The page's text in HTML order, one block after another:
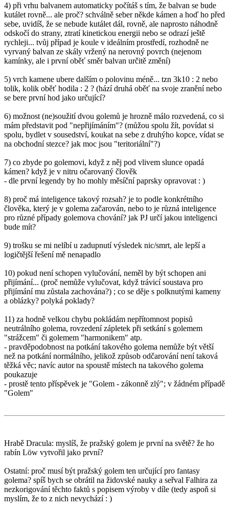
4) při vrhu balvanem automaticky počítáš s tím, že balvan se bude
kutálet rovně... ale proč? schválně seber někde kámen a hoď ho před
sebe, uvidíš, že se nebude kutálet dál, rovně, ale naprosto náhodně
odskočí do strany, ztratí kinetickou energii nebo se odrazí ještě
rychleji... tvůj případ je koule v ideálním prostředí, rozhodně ne
vyrvaný balvan ze skály vržený na nerovný povrch (nejenom
kamínky, ale i první oběť směr balvan určitě změní)
5) vrch kamene ubere dalším o polovinu méně... tzn 3k10 : 2 nebo
tolik, kolik oběť hodila : 2 ? (hází druhá oběť na svoje zranění nebo
se bere první hod jako určující?
6) možnost (ne)soužití dvou golemů je hrozně málo rozvedená, co si
mám představit pod "nepřijímáním"? (můžou spolu žít, povídat si
spolu, bydlet v sousedství, koukat na sebe z druhýho kopce, vídat se
na obchodní stezce? jak moc jsou "teritoriální"?)
7) co zbyde po golemovi, když z něj pod vlivem slunce opadá
kámen? když je v nitru očarovaný člověk
- dle první legendy by ho mohly měsíční paprsky opravovat : )
8) proč má inteligence takový rozsah? je to podle konkrétního
člověka, který je v golema začarován, nebo to je různá inteligence
pro různé případy golemova chování? jak PJ určí jakou inteligenci
bude mít?
9) trošku se mi nelíbí u zadupnutí výsledek nic/smrt, ale lepší a
logičtější řešení mě nenapadlo
10) pokud není schopen vylučování, neměl by být schopen ani
přijímání... (proč nemůže vylučovat, když trávicí soustava pro
přijímání mu zůstala zachována?) ; co se děje s polknutými kameny
a oblázky? polyká poklady?
11) za hodně velkou chybu pokládám nepřítomnost popisů
neutrálního golema, rovzedení zápletek při setkání s golemem
"strážcem" či golemem "harmonikem" atp.
- pravděpodobnost na potkání takového golema nemůže být větší
než na potkání normálního, jelikož způsob odčarování není taková
těžká věc; navíc autor na spoustě místech na takového golema
poukazuje
- prostě tento příspěvek je "Golem - zákonně zlý"; v žádném případě
"Golem"
Hrabě Dracula: myslíš, že pražský golem je první na světě? že ho
rabín Löw vytvořil jako první?
Ostatní: proč musí být pražský golem ten určující pro fantasy
golema? spíš bych se obrátil na židovské nauky a seřval Falhira za
nezkorigování těchto faktů s popisem výroby v díle (tedy aspoň si
myslím, že to z nich nevychází : )